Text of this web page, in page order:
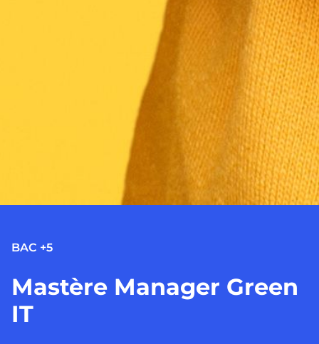
BAC +5
Mastère Manager Green
IT